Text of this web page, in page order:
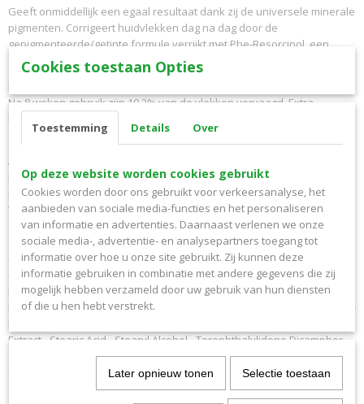
EAN code
3337875419802
Productcode leverancier
904687
50,00 Kg
Geeft onmiddellijk een egaal resultaat dank zij de universele minerale
pigmenten. Corrigeert huidvlekken dag na dag door de
gepigmenteerde/getinte formule verrijkt met Phe-Resorcinol, een
actief antivlekkencomplex, en beschermt tegen UVB/UVA.
Na 8 weken gebruik zijn 19,2% van de vlekken vervaagd. Extra
Ingredienten
Aqua / Water - Ci 77891 / Titanium Dioxide - Homosalate - Silica -
Ethylhexyl Salicylate - Ethylhexyl Triazone - C12-15 Alkyl Benzoate - Bis-
Ethylhexyloxyphenol Methoxyphenyl Triazine - Drometrizole
Trisiloxane - Butyl Methoxydibenzoylmethane - Glycerin - Aluminum
Starch Octenylsuccinate - Octocrylene - Pentylene Glycol -
Styrene/Acrylates Copolymer - Ci 77491, Ci 77492, Ci 77499 / Iron Oxides
- Potassium Cetyl Phosphate - Parfum / Fragrance - Caprylyl Methicone
- Acrylates/C10-30 Alkyl Acrylate Crosspolymer - Aluminum Hydroxide -
Butylene Glycol - Caprylyl Glycol - Cinnamomum Cassia Bark Extract -
Dimethicone - Disodium Edta - Inulin Lauryl Carbamate - Peg-8 Laurate -
Extract - Stearic Acid - Stearyl Alcohol - Terephthalylidene Dicamphor
Sulfonic Acid - Titanium Dioxide [Nano] / Titanium Dioxide - Tocopherol
- Triethanolamine - Xanthan Gum - Zingiber Officinale Root Extract /
Ginger Root Extract
Cookies toestaan Opties
Toestemming Details Over
Op deze website worden cookies gebruikt
Cookies worden door ons gebruikt voor verkeersanalyse, het
aanbieden van sociale media-functies en het personaliseren
van informatie en advertenties. Daarnaast verlenen we onze
sociale media-, advertentie- en analysepartners toegang tot
informatie over hoe u onze site gebruikt. Zij kunnen deze
informatie gebruiken in combinatie met andere gegevens die zij
mogelijk hebben verzameld door uw gebruik van hun diensten
of die u hen hebt verstrekt.
Later opnieuw tonen Selectie toestaan